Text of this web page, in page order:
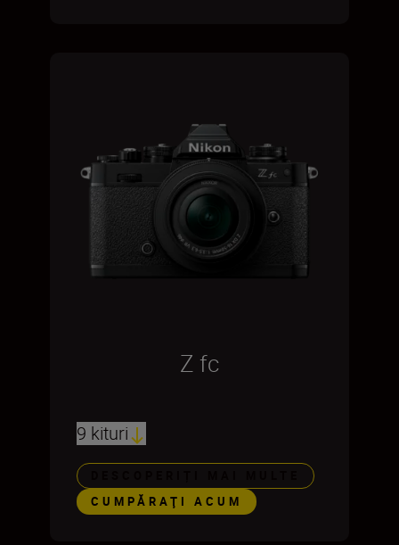
Z fc
9 kituri
CUMPĂRAŢI ACUM